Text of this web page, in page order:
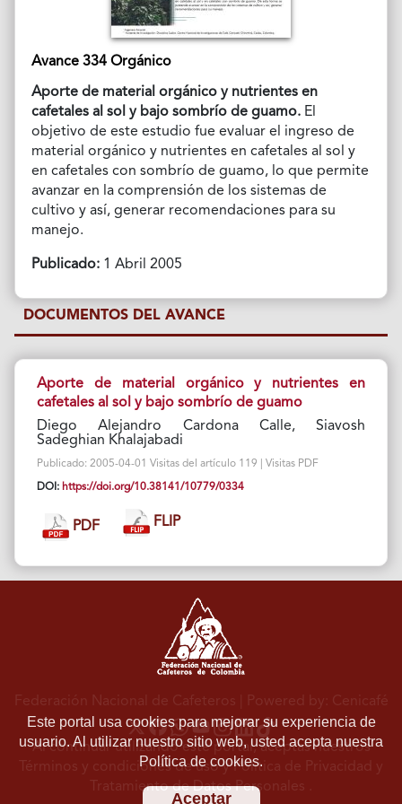
Avance 334 Orgánico
Aporte de material orgánico y nutrientes en
cafetales al sol y bajo sombrío de guamo. El
objetivo de este estudio fue evaluar el ingreso de
material orgánico y nutrientes en cafetales al sol y
en cafetales con sombrío de guamo, lo que permite
avanzar en la comprensión de los sistemas de
cultivo y así, generar recomendaciones para su
manejo.
Publicado:1 Abril 2005
DOCUMENTOS DEL AVANCE
Aporte de material orgánico y nutrientes en
cafetales al sol y bajo sombrío de guamo
Diego Alejandro Cardona Calle, Siavosh
Sadeghian Khalajabadi
Publicado: 2005-04-01 Visitas del artículo 119 | Visitas PDF
DOI: https://doi.org/10.38141/10779/0334
PDF FLIP
Este portal usa cookies para mejorar su experiencia de
usuario. Al utilizar nuestro sitio web, usted acepta nuestra
Política de cookies.
Aceptar
Federación Nacional de Cafeteros | Powered by: Cenicafé
Al continuar utilizando este portal, aceptas nuestros
Términos y condiciones de usoyPolítica de Privacidad y
Tratamiento de Datos Personales